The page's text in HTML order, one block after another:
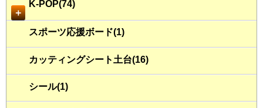
＋
K-POP(74)
スポーツ応援ボード(1)
カッティングシート土台(16)
シール(1)